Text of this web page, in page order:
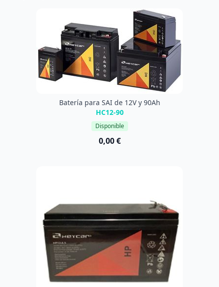
Batería para SAI de 12V y 90Ah
HC12-90
Disponible
0,00 €